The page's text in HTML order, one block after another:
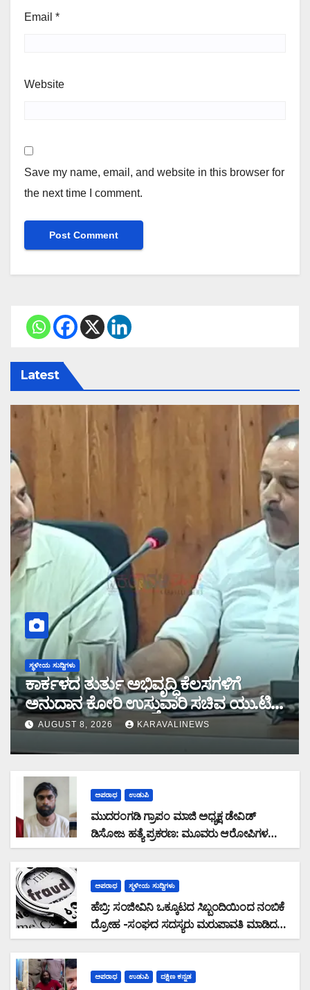
Email *
Website
Save my name, email, and website in this browser for
the next time I comment.
Latest
ಸ್ಥಳೀಯ ಸುದ್ದಿಗಳು
ಕಾರ್ಕಳದ ತುರ್ತು ಅಭಿವೃದ್ಧಿ ಕೆಲಸಗಳಿಗೆ
ಅನುದಾನ ಕೋರಿ ಉಸ್ತುವಾರಿ ಸಚಿವ ಯು.ಟಿ
ಖಾದರ್ ಗೆ ಶಾಸಕ ಸುನಿಲ್‌ ಕುಮಾರ್‌ ಮನವಿ
AUGUST 8, 2026 KARAVALINEWS
ಅಪರಾಧ ಉಡುಪಿ
ಮುದರಂಗಡಿ ಗ್ರಾಪಂ ಮಾಜಿ ಅಧ್ಯಕ್ಷ ಡೇವಿಡ್
ಡಿಸೋಜ ಹತ್ಯೆ ಪ್ರಕರಣ: ಮೂವರು ಆರೋಪಿಗಳ
ಬಂಧನ
ಅಪರಾಧ ಸ್ಥಳೀಯ ಸುದ್ದಿಗಳು
ಹೆಬ್ರಿ: ಸಂಜೀವಿನಿ ಒಕ್ಕೂಟದ ಸಿಬ್ಬಂದಿಯಿಂದ ನಂಬಿಕೆ
ದ್ರೋಹ -ಸಂಘದ ಸದಸ್ಯರು ಮರುಪಾವತಿ ಮಾಡಿದ
ಸಾಲ ಜಮಾ ಮಾಡದೆ 28,19,489 ರೂ. ವಂಚನೆ
ಅಪರಾಧ ಉಡುಪಿ ದಕ್ಷಿಣ ಕನ್ನಡ